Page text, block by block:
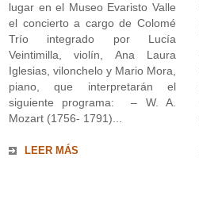
lugar en el Museo Evaristo Valle
el concierto a cargo de Colomé
Trío integrado por Lucía
Veintimilla, violín, Ana Laura
Iglesias, vilonchelo y Mario Mora,
piano, que interpretarán el
siguiente programa: – W. A.
Mozart (1756- 1791)...
LEER MÁS